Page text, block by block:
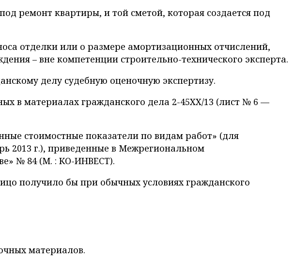
ремонт квартиры, и той сметой, которая создается под
отделки или о размере амортизационных отчислений,
– вне компетенции строительно-технического эксперта.
делу судебную оценочную экспертизу.
в материалах гражданского дела 2-45ХХ/13 (лист № 6 —
стоимостные показатели по видам работ» (для
2013 г.), приведенные в Межрегиональном
№ 84 (М. : КО-ИНВЕСТ).
получило бы при обычных условиях гражданского
материалов.